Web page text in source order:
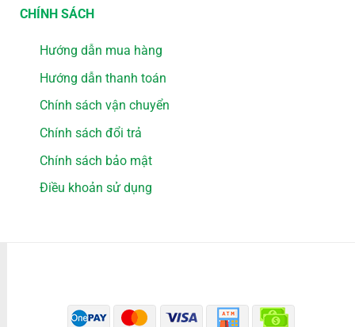
CHÍNH SÁCH
Hướng dẫn mua hàng
Hướng dẫn thanh toán
Chính sách vận chuyển
Chính sách đổi trả
Chính sách bảo mật
Điều khoản sử dụng